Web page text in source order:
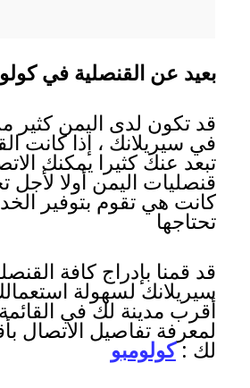
بعيد عن القنصلية في
قد تكون لدى اليمن كثير
في سيريلانك ، إذا كانت
تبعد عنك كثيرا يمكنك
قنصليات اليمن أولا لأجل
كانت هي تقوم بتوفير
تحتاجها
قد قمنا بإدراج كافة
سيريلانك لسهولة
أقرب مدينة لك في القائمة
لمعرفة تفاصيل الاتصال
لك :كولومبو